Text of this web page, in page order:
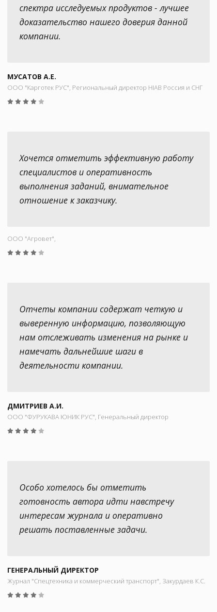
спектра исследуемых продуктов - лучшее
доказательство нашего доверия данной
компании.
МУСАТОВ А.Е.
ООО "Карготек РУС", Региональный директор HIAB Россия и СНГ
Хочется отметить эффективную работу
специалистов и оперативность
выполнения заданий, внимательное
отношение к заказчику.
ООО "Aгровет",
Отчеты компании содержат четкую и
выверенную информацию, позволяющую
нам отслеживать изменения на рынке и
намечать дальнейшие шаги в
деятельности компании.
ДМИТРИЕВ А.И.
ООО "ФУРУКАВА ЮНИК РУС", Генеральный директор
Особо хотелось бы отметить
готовность автора идти навстречу
интересам журнала и оперативно
решать поставленные задачи.
ГЕНЕРАЛЬНЫЙ ДИРЕКТОР
Журнал "Спецтехника и коммерческий транспорт", Закурдаев К.С.